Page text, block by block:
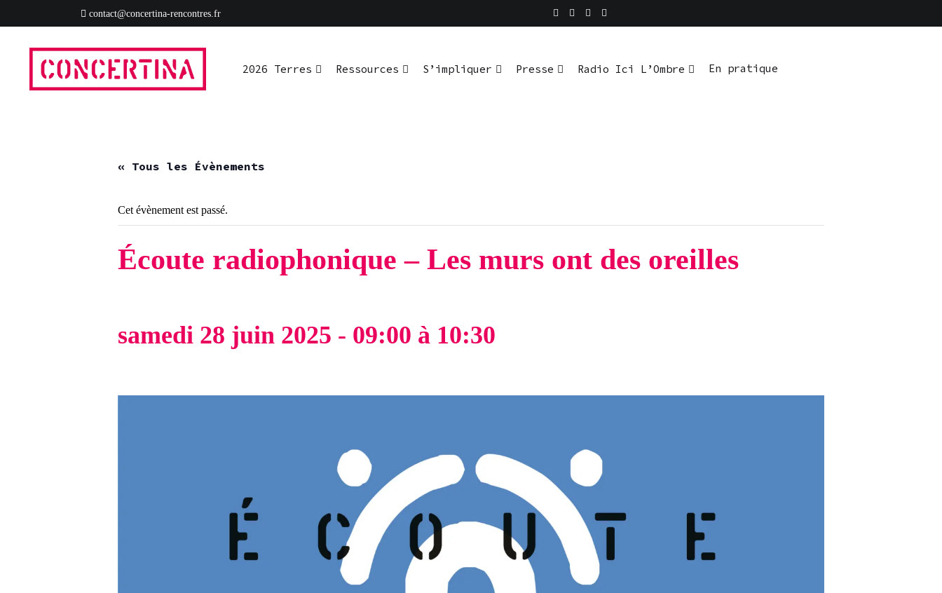
contenu
contact@concertina-rencontres.fr
2026 Terres Ressources S’impliquer Presse Radio Ici L’Ombre En pratique
2026 Terres Ressources S’impliquer
« Tous les Évènements
Cet évènement est passé.
Écoute radiophonique – Les murs ont des oreilles
samedi 28 juin 2025 - 09:00 à 10:30